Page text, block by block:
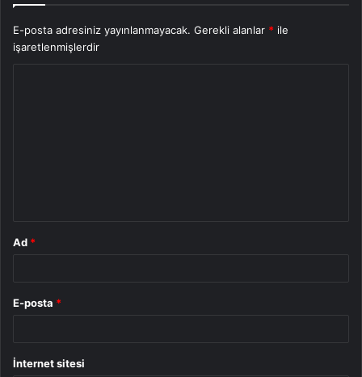
E-posta adresiniz yayınlanmayacak. Gerekli alanlar * ile
işaretlenmişlerdir
Ad *
E-posta *
İnternet sitesi